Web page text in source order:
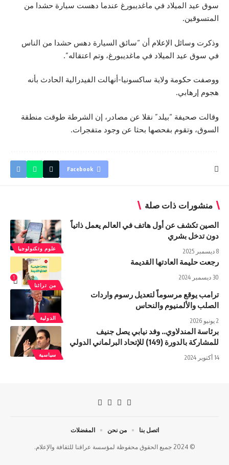
سوق عيد الميلاد في ماغديبورغ عندما دهست سيارة حشدا من
المتسوقين.
وذكرت وسائل الإعلام أن “سائق السيارة دهس حشدا من الناس
في سوق عيد الميلاد في ماغديبورغ، وتم اعتقاله”.
ووصفت حكومة ولاية ساكسونيا-أنهالت الفيدرالية الحادث بأنه
هجوم إرهابي.
وقالت صحيفة “بيلد” نقلا عن مصادر، إن الشرطة طوقت منطقة
السوق، وتقوم بفحصها بحثا عن وجود متفجرات.
Facebook
منشورات ذات صلة
علوم وتكنولوجيا
الصين تكشف عن أول هاتف في العالم يعمل ذاتياً
دون تدخل بشري
8 ديسمبر 2025
1
من تراثنا
رجعت حليمة العادتها القديمة
30 ديسمبر 2024
الدولية
ترامب يوقع مرسوماً لتعديل رسوم واردات
الصلب والألمنيوم والنحاس
2 يونيو 2026
سياسية
برئاسة المندلاوي.. وفد نيابي يصل جنيف
للمشاركة بالدورة (149) للإتحاد البرلماني الدولي
14 أكتوبر 2024
© 2024 جميع الحقوق محفوظة لمؤسسة عراقنا للثقافة والإعلام.
اتصل بنا من نحن المفضلات